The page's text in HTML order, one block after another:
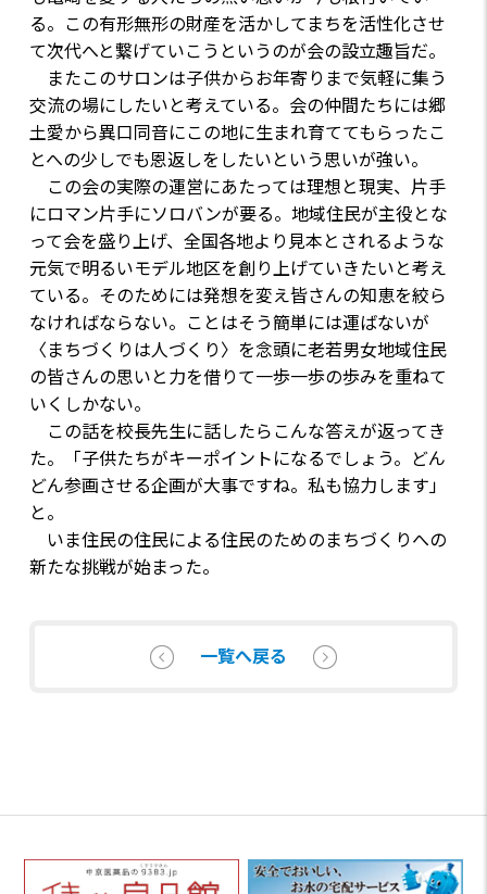
る。この有形無形の財産を活かしてまちを活性化させ
て次代へと繋げていこうというのが会の設立趣旨だ。
またこのサロンは子供からお年寄りまで気軽に集う
交流の場にしたいと考えている。会の仲間たちには郷
土愛から異口同音にこの地に生まれ育ててもらったこ
とへの少しでも恩返しをしたいという思いが強い。
この会の実際の運営にあたっては理想と現実、片手
にロマン片手にソロバンが要る。地域住民が主役とな
って会を盛り上げ、全国各地より見本とされるような
元気で明るいモデル地区を創り上げていきたいと考え
ている。そのためには発想を変え皆さんの知恵を絞ら
なければならない。ことはそう簡単には運ばないが
〈まちづくりは人づくり〉を念頭に老若男女地域住民
の皆さんの思いと力を借りて一歩一歩の歩みを重ねて
いくしかない。
この話を校長先生に話したらこんな答えが返ってき
た。「子供たちがキーポイントになるでしょう。どん
どん参画させる企画が大事ですね。私も協力します」
と。
いま住民の住民による住民のためのまちづくりへの
新たな挑戦が始まった。
一覧へ戻る